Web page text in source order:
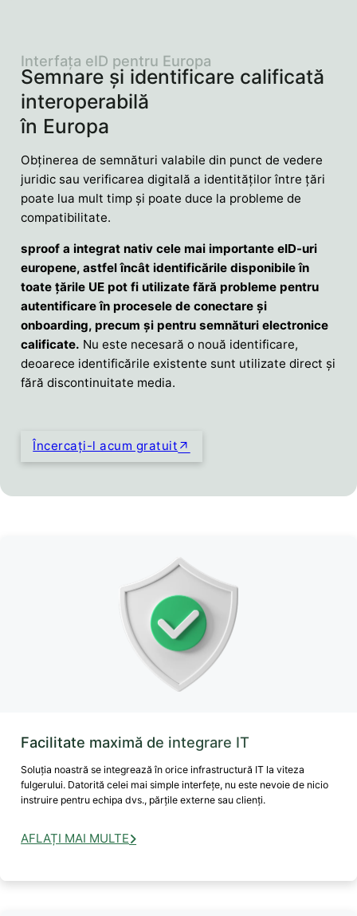
Semnare și identificare calificată
interoperabilă
în Europa
Interfața eID pentru Europa
Obținerea de semnături valabile din punct de vedere
juridic sau verificarea digitală a identităților între țări
poate lua mult timp și poate duce la probleme de
compatibilitate.
sproof a integrat nativ cele mai importante eID-uri
europene, astfel încât identificările disponibile în
toate țările UE pot fi utilizate fără probleme pentru
autentificare în procesele de conectare și
onboarding, precum și pentru semnături electronice
calificate. Nu este necesară o nouă identificare,
deoarece identificările existente sunt utilizate direct și
fără discontinuitate media.
Încercați-l acum gratuit
Facilitate maximă de integrare IT
Soluția noastră se integrează în orice infrastructură IT la viteza
fulgerului. Datorită celei mai simple interfețe, nu este nevoie de nicio
instruire pentru echipa dvs., părțile externe sau clienți.
AFLAȚI MAI MULTE